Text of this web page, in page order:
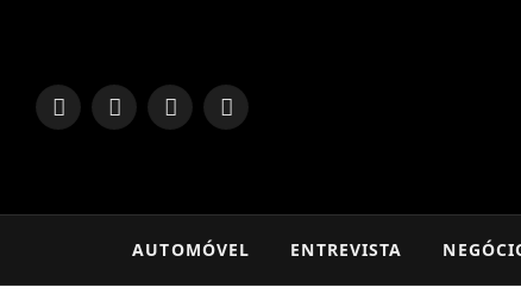
LinkedInFacebookInstagram
TikTok
AUTOMÓVEL ENTREVISTA